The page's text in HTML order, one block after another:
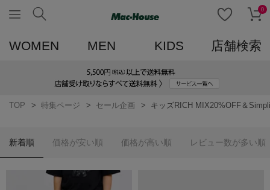
0
WOMEN MEN KIDS 店舗検索
TOP 特集ページ セール企画 キッズRICH MIX20%OFF＆
新着順 価格が安い順 価格が高い順 レビュー数が多い順